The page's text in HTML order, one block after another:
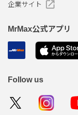
企業サイト
MrMax公式アプリ
Follow us